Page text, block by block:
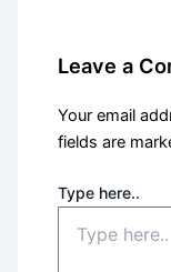
Leave a
Your email
fields are
Type here..